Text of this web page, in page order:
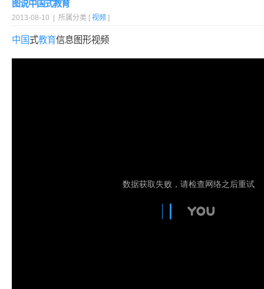
图说中国式教育
2013-08-10 | 所属分类 [ 视频 ]
中国式教育信息图形视频